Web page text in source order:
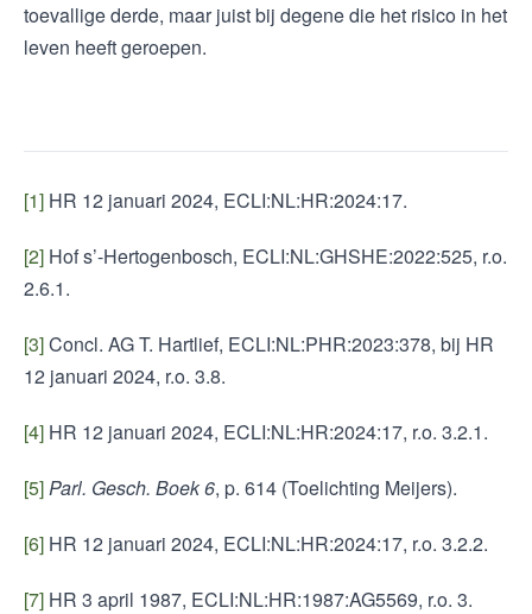
toevallige derde, maar juist bij degene die het risico in het
leven heeft geroepen.
[1] HR 12 januari 2024, ECLI:NL:HR:2024:17.
[2] Hof s’-Hertogenbosch, ECLI:NL:GHSHE:2022:525, r.o.
2.6.1.
[3]Concl. AG T. Hartlief, ECLI:NL:PHR:2023:378, bij HR
12 januari 2024, r.o. 3.8.
[4] HR 12 januari 2024, ECLI:NL:HR:2024:17, r.o. 3.2.1.
[5]Parl. Gesch. Boek 6, p. 614 (Toelichting Meijers).
[6] HR 12 januari 2024, ECLI:NL:HR:2024:17, r.o. 3.2.2.
[7] HR 3 april 1987, ECLI:NL:HR:1987:AG5569, r.o. 3.